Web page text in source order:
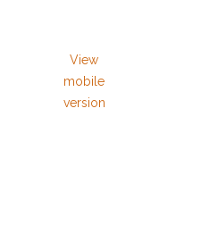
View
mobile
version